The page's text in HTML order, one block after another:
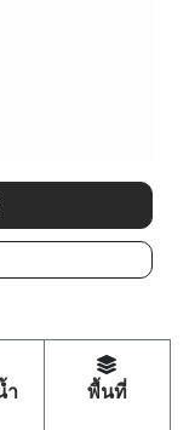
ำ พื้นที่